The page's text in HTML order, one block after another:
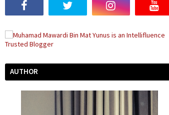
AUTHOR